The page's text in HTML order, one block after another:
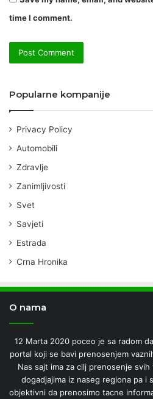
time I comment.
Popularne kompanije
Privacy Policy
Automobili
Zdravlje
Zanimljivosti
Svet
Savjeti
Estrada
Crna Hronika
O nama
12 Marta 2020 poceo je sa radom
portal koji se bavi prenosenjem
Nas sajt ima za cilj prenosenje
dogadjajima iz naseg regiona pa i
objektivni da prenosimo tacne